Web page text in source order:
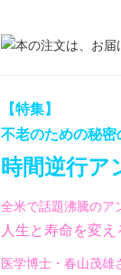
【特集】
不老のための秘密
時間逆行
全米で話題沸騰のア
人生と寿命を変
医学博士・春山茂雄